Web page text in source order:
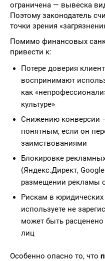
ограничена — вывеска
Поэтому законодатель
точки зрения
Помимо финансовых
привести к:
Потере доверия
воспринимают
как
культуре»
Снижению конверсии
понятным, если он
заимствованиями
Блокировке
(Яндекс.Директ,
размещении рекламы
Рискам в
используете не
может быть расценено
лиц
Особенно опасно то, что